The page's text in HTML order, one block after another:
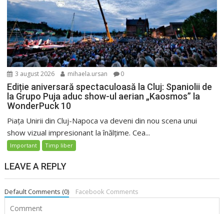
3 august 2026 mihaela.ursan 0
Ediție aniversară spectaculoasă la Cluj: Spaniolii de
la Grupo Puja aduc show-ul aerian „Kaosmos” la
WonderPuck 10
Piața Unirii din Cluj-Napoca va deveni din nou scena unui
show vizual impresionant la înălțime. Cea...
Important Timp liber
LEAVE A REPLY
Default Comments (0) Facebook Comments